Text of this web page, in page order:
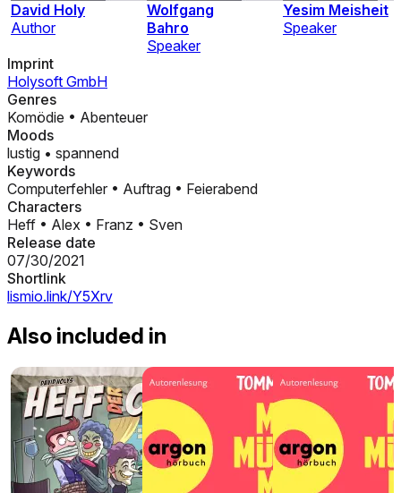
David Holy
Author
Wolfgang
Bahro
Speaker
Yesim Meisheit
Speaker
Imprint
Holysoft GmbH
Genres
Komödie • Abenteuer
Moods
lustig • spannend
Keywords
Computerfehler • Auftrag • Feierabend
Characters
Heff • Alex • Franz • Sven
Release date
07/30/2021
Shortlink
lismio.link/Y5Xrv
Also included in